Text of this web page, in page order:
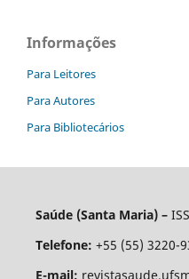
Informações
Para Leitores
Para Autores
Para Bibliotecários
Saúde (Santa Maria) –
Telefone: +55 (55) 3220-
E-mail: